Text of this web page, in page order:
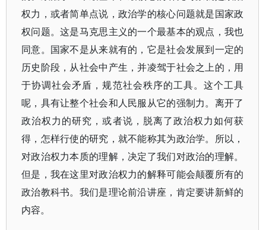
权力，或者简单点说，政治学的核心问题就是国家政
权问题。这是马克思主义的一个最基本的观点，我也
同意。国家不是从来就有的，它是社会发展到一定的
历史阶段，从社会中产生，并凌驾于社会之上的，用
于协调社会矛盾，规范社会秩序的工具。这个工具
呢，具有让整个社会和人民服从它的强制力。离开了
政治权力的研究，或者说，脱离了政治权力如何获
得，怎样行使的研究，就不能称其为政治学。所以，
对政治权力本质的理解，决定了我们对政治的理解。
但是，我在这里对政治权力的解释可能会颠覆所有的
政治教科书。我们是理论前沿讲座，肯定要讲新鲜的
内容。